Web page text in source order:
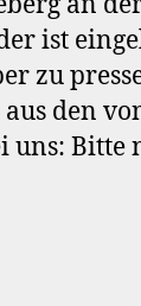
ist
zu
den
uns: